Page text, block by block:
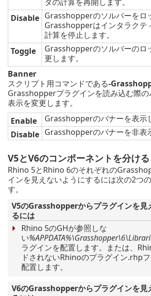
Disable Grasshopperのソルバーをロ
Grasshopperはインタラクテ
計算を停止します。
Toggle
Grasshopperのソルバーのロ
更します。
Banner
スクリプト用コマンドである-
Grasshopperプラグインを読み込む際
表示を変更します。
Enable
Grasshopperのバナーを表示
Disable Grasshopperのバナーを非表
V5とV6のコンポーネントを分ける
Rhino 5とRhino 6のそれぞれの
インを見えないようにするには次の2つ
す。
V5のGrasshopperからプラグインを見
るには
Rhino 5のGHが参照しな
い
ラグインを配置します。または、
ドされないRhinoのプラグイン.rhp
配置します。
V6のGrasshopperからプラグインを見